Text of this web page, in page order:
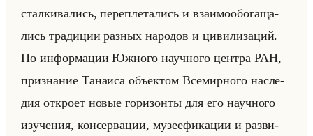
стал­ки­ва­лись, пе­ре­пле­та­лись и вза­имо­обо­га­ща­
лись тра­ди­ции раз­ных на­ро­дов и ци­ви­ли­за­ций.
По ин­фор­ма­ции Юж­но­го на­уч­но­го цен­тра РАН,
при­зна­ние Та­наи­са объек­том Все­мир­но­го на­сле­
дия от­кро­ет новые го­ри­зон­ты для его на­уч­но­го
изу­че­ния, кон­сер­ва­ции, му­зе­ефи­ка­ции и раз­ви­